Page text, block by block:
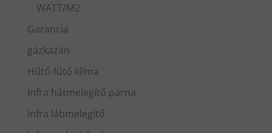
WATT/M2
Garancia
gázkazán
Hűtő-fűtő klíma
Infra hátmelegítő párna
Infra lábmelegítő